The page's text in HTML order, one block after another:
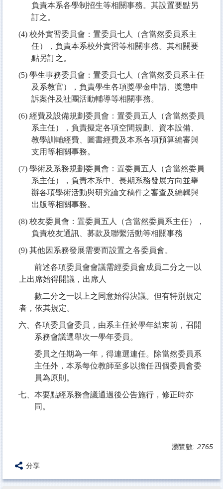
負責本系各學制招生等相關事務。其設置要點另
訂之。
(4) 校外實習委員會：置委員七人（含當然委員系主
任），負責本系校外實習等相關事務。其相關要
點另訂之。
(5) 學生事務委員會：置委員七人（含當然委員系主任
及系教官），負責學生各項獎學金申請、獎懲申
訴案件及社團活動輔導等相關事務。
(6) 經費及設備規劃委員會：置委員五人（含當然委員
系主任），負責擬定各項空間規劃、資本設備、
教學訓輔經費、圖書經費及本系各項預算編審與
支用等相關事務。
(7) 學術及系務規劃委員會：置委員五人（含當然委員
系主任），負責本系中、長期系務發展方向並舉
辦各項學術活動與研究論文稿件之審查及編輯與
出版等相關事務。
(8) 校友委員會：置委員五人（含當然委員系主任），
負責校友通訊、募款及聯繫活動等相關事務
(9) 其他因系務發展需要而設置之各委員會。
前述各項委員會會議需經委員會成員二分之一以
上出席始得開議，出席人
數二分之一以上之同意始得決議。但有特別規定
者，依其規定。
六、各項委員會委員，由系主任於學年結束前，召開
系務會議選舉次一學年委員。
委員之任期為一年，得連選連任。除當然委員系
主任外，本系每位教師至多以擔任四個委員會委
員為原則。
七、本要點經系務會議通過後公告施行，修正時亦
同。
瀏覽數: 2765
分享